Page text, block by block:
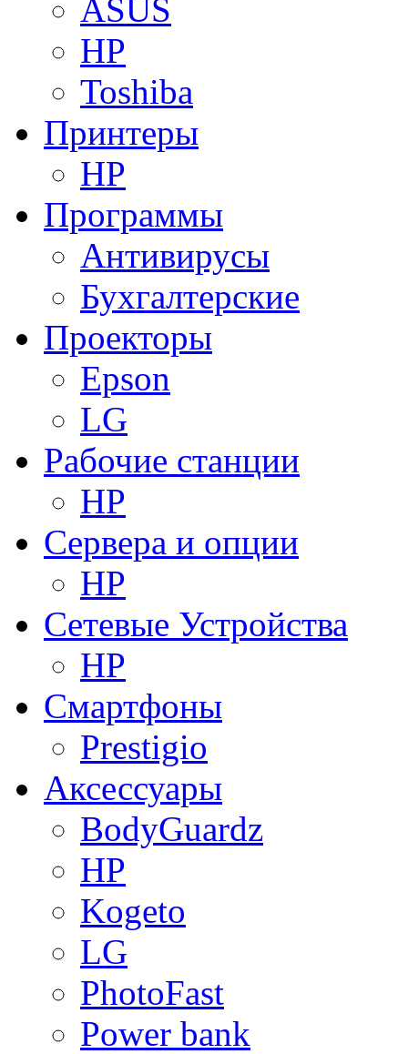
ASUS
HP
Toshiba
Принтеры
HP
Программы
Антивирусы
Бухгалтерские
Проекторы
Epson
LG
Рабочие станции
HP
Сервера и опции
HP
Сетевые Устройства
HP
Смартфоны
Prestigio
Аксессуары
BodyGuardz
HP
Kogeto
LG
PhotoFast
Power bank